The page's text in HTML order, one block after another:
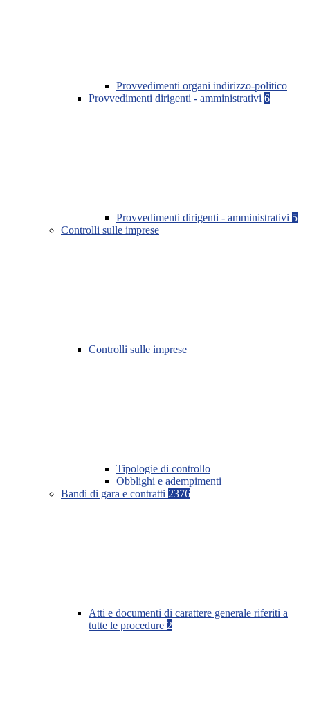
Provvedimenti organi indirizzo-politico
Provvedimenti dirigenti - amministrativi 6
Provvedimenti dirigenti - amministrativi 5
Controlli sulle imprese
Controlli sulle imprese
Tipologie di controllo
Obblighi e adempimenti
Bandi di gara e contratti 2376
Atti e documenti di carattere generale riferiti a
tutte le procedure 2